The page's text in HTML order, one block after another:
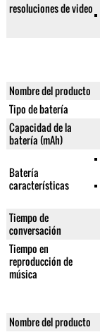
resoluciones de video
Nombre del producto
Tipo de batería
Capacidad de la
batería (mAh)
Batería
características
Tiempo de
conversación
Tiempo en
reproducción de
música
Nombre del producto